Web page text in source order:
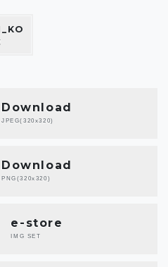
Download
JPEG(320x320)
Download
PNG(320x320)
e-store
IMG SET